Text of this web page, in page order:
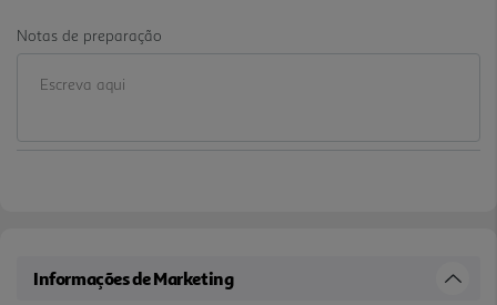
Notas de preparação
Informações de Marketing